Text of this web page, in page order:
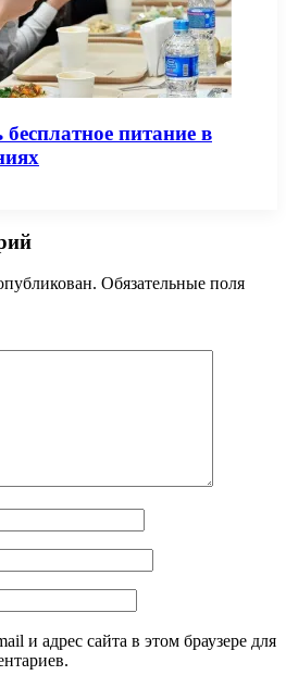
питание в
Обязательные поля
и адрес сайта в этом браузере для